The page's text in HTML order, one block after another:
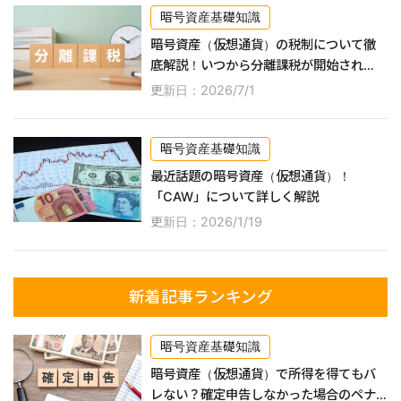
暗号資産基礎知識
暗号資産（仮想通貨）の税制について徹
底解説！いつから分離課税が開始され
る？
更新日：2026/7/1
暗号資産基礎知識
最近話題の暗号資産（仮想通貨）！
「CAW」について詳しく解説
更新日：2026/1/19
新着記事ランキング
暗号資産基礎知識
暗号資産（仮想通貨）で所得を得てもバ
レない？確定申告しなかった場合のペナ